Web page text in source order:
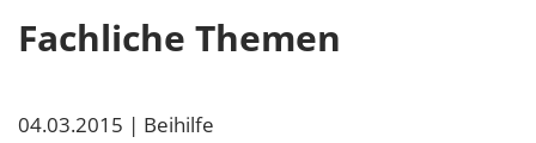
Fachliche Themen
04.03.2015 | Beihilfe